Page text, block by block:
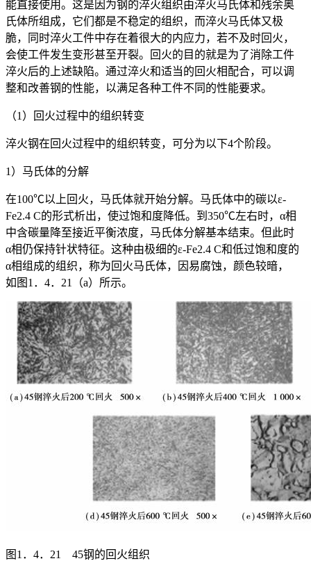
能直接使用。这是因为钢的淬火组织由淬火马氏体和残余奥
氏体所组成，它们都是不稳定的组织，而淬火马氏体又极
脆，同时淬火工件中存在着很大的内应力，若不及时回火，
会使工件发生变形甚至开裂。回火的目的就是为了消除工件
淬火后的上述缺陷。通过淬火和适当的回火相配合，可以调
整和改善钢的性能，以满足各种工件不同的性能要求。
（1）回火过程中的组织转变
淬火钢在回火过程中的组织转变，可分为以下4个阶段。
1）马氏体的分解
在100℃以上回火，马氏体就开始分解。马氏体中的碳以ε-
Fe2.4 C的形式析出，使过饱和度降低。到350℃左右时，α相
中含碳量降至接近平衡浓度，马氏体分解基本结束。但此时
α相仍保持针状特征。这种由极细的ε-Fe2.4 C和低过饱和度的
α相组成的组织，称为回火马氏体，因易腐蚀，颜色较暗，
如图1．4．21（a）所示。
图1．4．21 45钢的回火组织